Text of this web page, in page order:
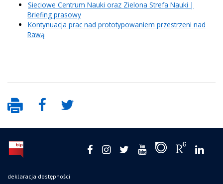
Sieciowe Centrum Nauki oraz Zielona Strefa Nauki |
Briefing prasowy
Kontynuacja prac nad prototypowaniem przestrzeni nad
Rawą
deklaracja dostępności